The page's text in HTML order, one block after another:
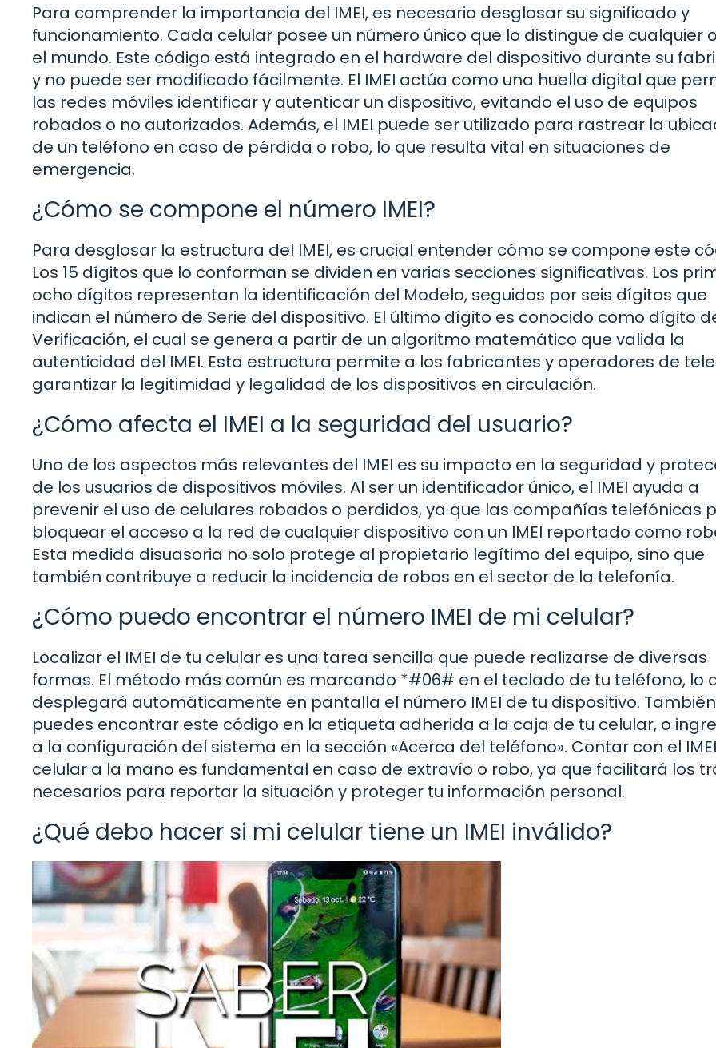
Para comprender la importancia del IMEI, es necesario desglosar su significado y
funcionamiento. Cada celular posee un número único que lo distingue de cualquier
el mundo. Este código está integrado en el hardware del dispositivo durante su
y no puede ser modificado fácilmente. El IMEI actúa como una huella digital que
las redes móviles identificar y autenticar un dispositivo, evitando el uso de equipos
robados o no autorizados. Además, el IMEI puede ser utilizado para rastrear la
de un teléfono en caso de pérdida o robo, lo que resulta vital en situaciones de
emergencia.
¿Cómo se compone el número IMEI?
Para desglosar la estructura del IMEI, es crucial entender cómo se compone este
Los 15 dígitos que lo conforman se dividen en varias secciones significativas. Los
ocho dígitos representan la identificación del Modelo, seguidos por seis dígitos que
indican el número de Serie del dispositivo. El último dígito es conocido como dígito
Verificación, el cual se genera a partir de un algoritmo matemático que valida la
autenticidad del IMEI. Esta estructura permite a los fabricantes y operadores de
garantizar la legitimidad y legalidad de los dispositivos en circulación.
¿Cómo afecta el IMEI a la seguridad del usuario?
Uno de los aspectos más relevantes del IMEI es su impacto en la seguridad y
de los usuarios de dispositivos móviles. Al ser un identificador único, el IMEI ayuda a
prevenir el uso de celulares robados o perdidos, ya que las compañías telefónicas
bloquear el acceso a la red de cualquier dispositivo con un IMEI reportado como
Esta medida disuasoria no solo protege al propietario legítimo del equipo, sino que
también contribuye a reducir la incidencia de robos en el sector de la telefonía.
¿Cómo puedo encontrar el número IMEI de mi celular?
Localizar el IMEI de tu celular es una tarea sencilla que puede realizarse de diversas
formas. El método más común es marcando *#06# en el teclado de tu teléfono, lo
desplegará automáticamente en pantalla el número IMEI de tu dispositivo. También
puedes encontrar este código en la etiqueta adherida a la caja de tu celular, o
a la configuración del sistema en la sección «Acerca del teléfono». Contar con el
celular a la mano es fundamental en caso de extravío o robo, ya que facilitará los
necesarios para reportar la situación y proteger tu información personal.
¿Qué debo hacer si mi celular tiene un IMEI inválido?